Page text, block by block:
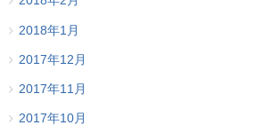
2018年1月
2017年12月
2017年11月
2017年10月